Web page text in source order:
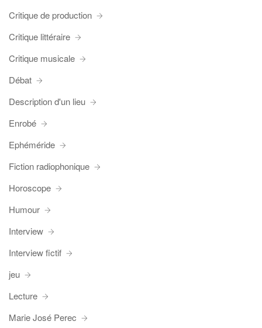
Critique de production
Critique littéraire
Critique musicale
Débat
Description d'un lieu
Enrobé
Ephéméride
Fiction radiophonique
Horoscope
Humour
Interview
Interview fictif
jeu
Lecture
Marie José Perec